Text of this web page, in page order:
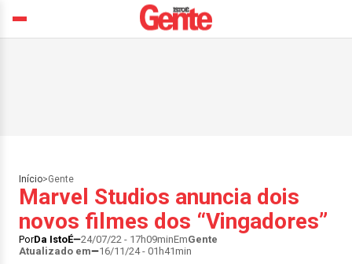
Início>Gente
Marvel Studios anuncia dois
novos filmes dos “Vingadores”
PorDa IstoÉ 24/07/22 - 17h09minEmGente
Atualizado em
16/11/24 - 01h41min